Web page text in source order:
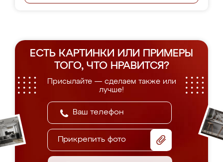
ЕСТЬ КАРТИНКИ ИЛИ ПРИМЕРЫ
ТОГО, ЧТО НРАВИТСЯ?
Присылайте — сделаем также или
лучше!
Прикрепить фото